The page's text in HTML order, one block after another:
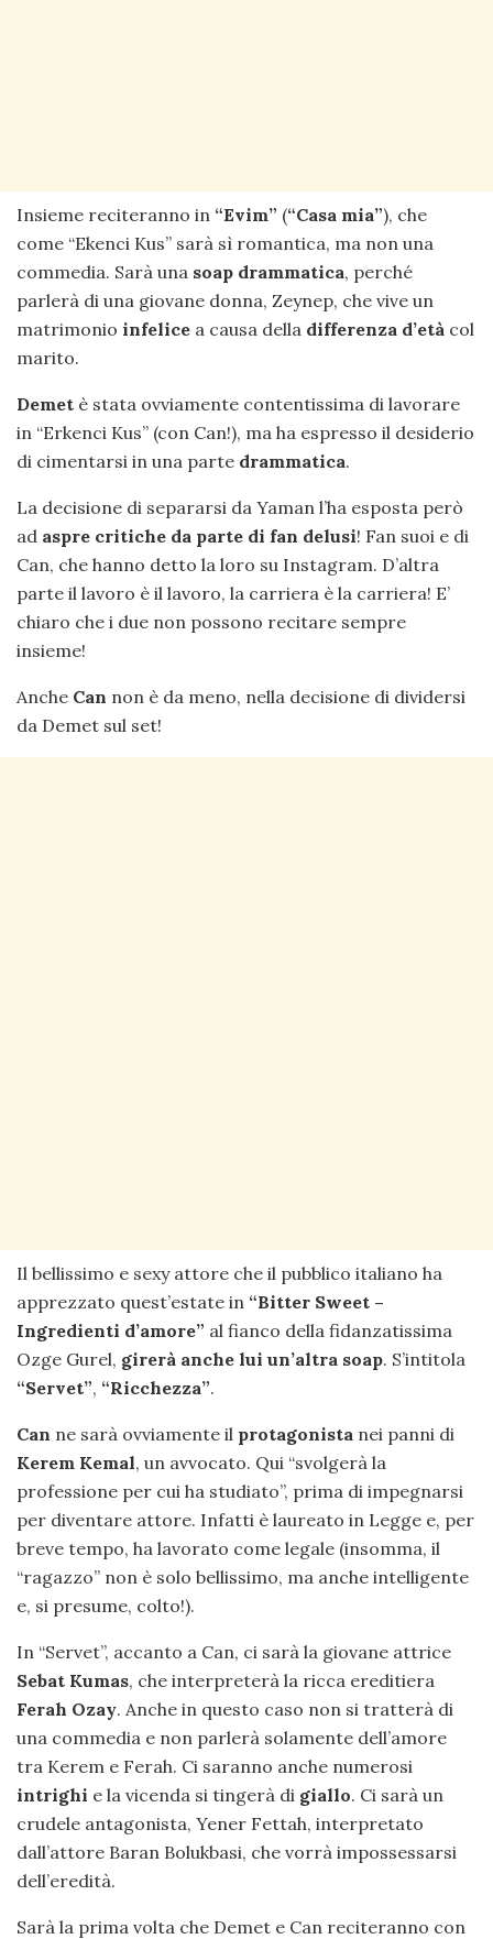
Insieme reciteranno in “Evim” (“Casa mia”), che
come “Ekenci Kus” sarà sì romantica, ma non una
commedia. Sarà una soap drammatica, perché
parlerà di una giovane donna, Zeynep, che vive un
matrimonio infelice a causa della differenza d’età col
marito.
Demet è stata ovviamente contentissima di lavorare
in “Erkenci Kus” (con Can!), ma ha espresso il desiderio
di cimentarsi in una parte drammatica.
La decisione di separarsi da Yaman l’ha esposta però
ad aspre critiche da parte di fan delusi! Fan suoi e di
Can, che hanno detto la loro su Instagram. D’altra
parte il lavoro è il lavoro, la carriera è la carriera! E’
chiaro che i due non possono recitare sempre
insieme!
Anche Can non è da meno, nella decisione di dividersi
da Demet sul set!
Il bellissimo e sexy attore che il pubblico italiano ha
apprezzato quest’estate in “Bitter Sweet –
Ingredienti d’amore” al fianco della fidanzatissima
Ozge Gurel, girerà anche lui un’altra soap. S’intitola
“Servet”, “Ricchezza”.
Can ne sarà ovviamente il protagonista nei panni di
Kerem Kemal, un avvocato. Qui “svolgerà la
professione per cui ha studiato”, prima di impegnarsi
per diventare attore. Infatti è laureato in Legge e, per
breve tempo, ha lavorato come legale (insomma, il
“ragazzo” non è solo bellissimo, ma anche intelligente
e, si presume, colto!).
In “Servet”, accanto a Can, ci sarà la giovane attrice
Sebat Kumas, che interpreterà la ricca ereditiera
Ferah Ozay. Anche in questo caso non si tratterà di
una commedia e non parlerà solamente dell’amore
tra Kerem e Ferah. Ci saranno anche numerosi
intrighi e la vicenda si tingerà di giallo. Ci sarà un
crudele antagonista, Yener Fettah, interpretato
dall’attore Baran Bolukbasi, che vorrà impossessarsi
dell’eredità.
Sarà la prima volta che Demet e Can reciteranno con